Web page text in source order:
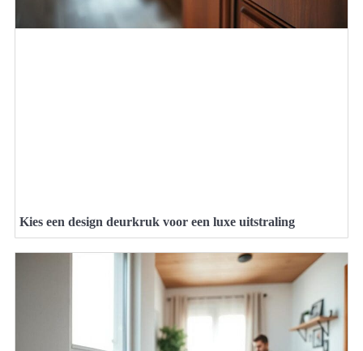
Kies een design deurkruk voor een luxe uitstraling